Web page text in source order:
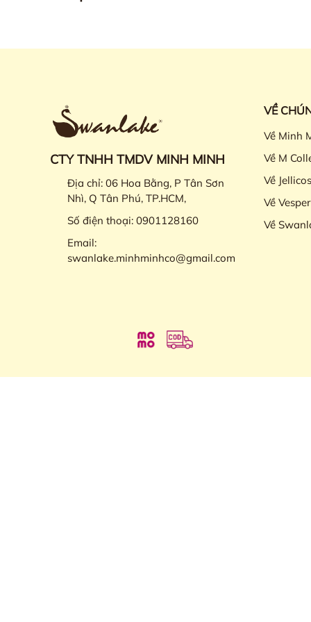
CTY TNHH TMDV MINH MINH
Địa chỉ: 06 Hoa Bằng, P Tân Sơn
Nhì, Q Tân Phú, TP.HCM,
Số điện thoại: 0901128160
Email:
swanlake.minhminhco@gmail.com
VỀ
Về Minh
Về M
Về Jellicos
Về Vesper
Về